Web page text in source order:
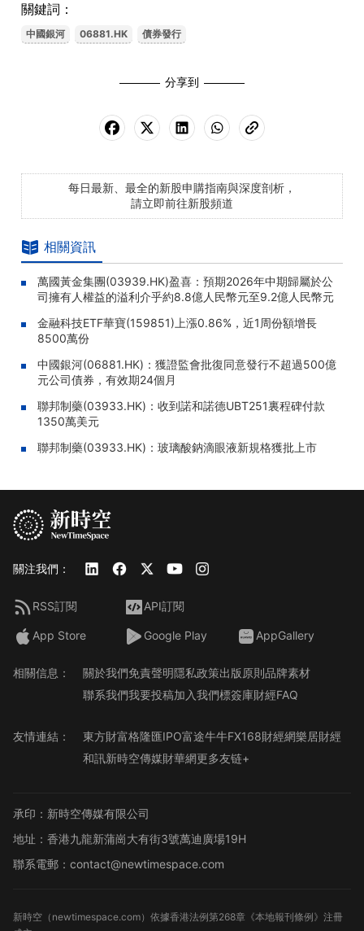
關鍵詞：
中國銀河 06881.HK 債券發行
分享到
每日最新、最全的新股申購指南與深度剖析，
請立即前往新股頻道
相關資訊
萬國黃金集團(03939.HK)盈喜：預期2026年中期歸屬於公
司擁有人權益的溢利介乎約8.8億人民幣元至9.2億人民幣元
金融科技ETF華寶(159851)上漲0.86%，近1周份額增長
8500萬份
中國銀河(06881.HK)：獲證監會批復同意發行不超過500億
元公司債券，有效期24個月
聯邦制藥(03933.HK)：收到諾和諾德UBT251裏程碑付款
1350萬美元
聯邦制藥(03933.HK)：玻璃酸鈉滴眼液新規格獲批上市
關注我們：
RSS訂閱 API訂閱
App Store Google Play AppGallery
相關信息： 關於我們免責聲明隱私政策出版原則品牌素材
聯系我們我要投稿加入我們標簽庫財經FAQ
友情連結： 東方財富格隆匯IPO富途牛牛FX168財經網樂居財經
和訊新時空傳媒財華網更多友链+
承印：新時空傳媒有限公司
地址：香港九龍新蒲崗大有街3號萬迪廣場19H
聯系電郵：contact@newtimespace.com
新時空（ newtimespace.com）依據香港法例第268章《本地報刊條例》注冊